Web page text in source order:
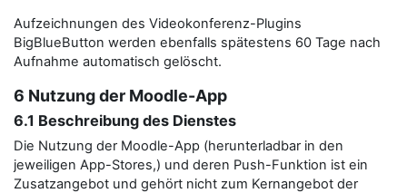
Aufzeichnungen des Videokonferenz-Plugins
BigBlueButton werden ebenfalls spätestens 60 Tage nach
Aufnahme automatisch gelöscht.
6 Nutzung der Moodle-App
6.1 Beschreibung des Dienstes
Die Nutzung der Moodle-App (herunterladbar in den
jeweiligen App-Stores,) und deren Push-Funktion ist ein
Zusatzangebot und gehört nicht zum Kernangebot der